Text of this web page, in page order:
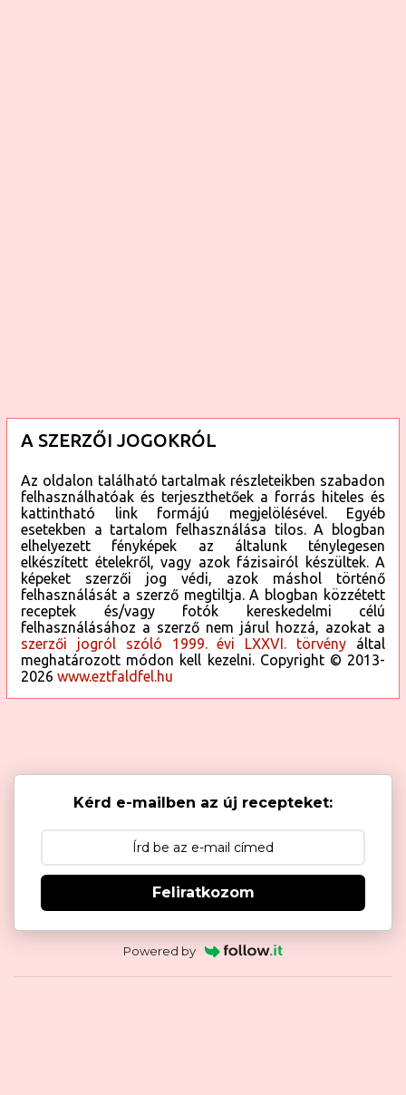
A SZERZŐI JOGOKRÓL
Az oldalon található tartalmak részleteikben szabadon
felhasználhatóak és terjeszthetőek a forrás hiteles és
kattintható link formájú megjelölésével. Egyéb
esetekben a tartalom felhasználása tilos. A blogban
elhelyezett fényképek az általunk ténylegesen
elkészített ételekről, vagy azok fázisairól készültek. A
képeket szerzői jog védi, azok máshol történő
felhasználását a szerző megtiltja. A blogban közzétett
receptek és/vagy fotók kereskedelmi célú
felhasználásához a szerző nem járul hozzá, azokat a
szerzői jogról szóló 1999. évi LXXVI. törvény által
meghatározott módon kell kezelni. Copyright © 2013-
2026 www.eztfaldfel.hu
Kérd e-mailben az új recepteket:
Feliratkozom
Powered by